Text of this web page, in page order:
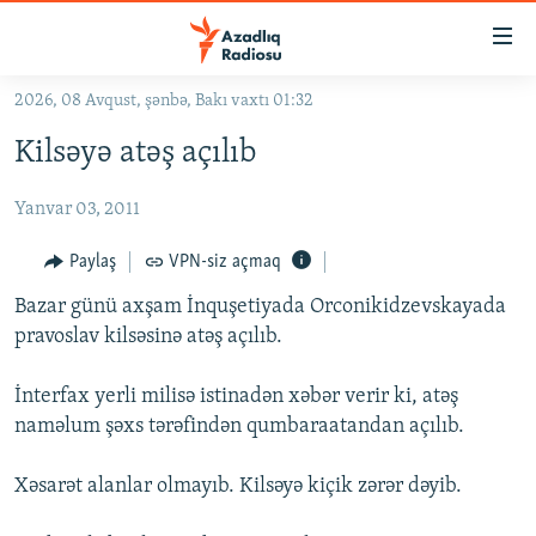
Əsas
qayıt
naviqasiyaya
Axtarışa
keç
#İZAHLA
KORRUPSIOMETR
#ƏSLINDƏ
FƏRQƏ BAX
QANUNI DOĞRU
ARAŞDIRMA
MULTIMEDIA
RADIO ARXIV
2026, 08 Avqust, şənbə, Bakı vaxtı 01:32
Kilsəyə atəş açılıb
Yanvar 03, 2011
Paylaş VPN-siz açmaq
Bazar günü axşam İnquşetiyada Orconikidzevskayada
pravoslav kilsəsinə atəş açılıb.
İnterfax yerli milisə istinadən xəbər verir ki, atəş
naməlum şəxs tərəfindən qumbaraatandan açılıb.
Xəsarət alanlar olmayıb. Kilsəyə kiçik zərər dəyib.